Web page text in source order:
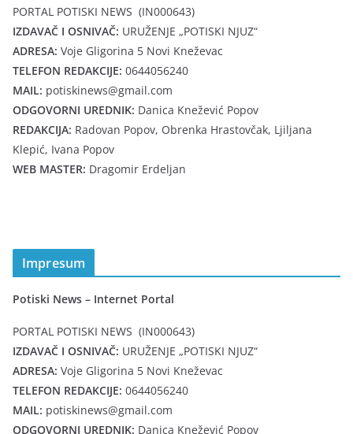
PORTAL POTISKI NEWS (IN000643)
IZDAVAČ I OSNIVAČ: URUŽENJE „POTISKI NJUZ“
ADRESA: Voje Gligorina 5 Novi Kneževac
TELEFON REDAKCIJE: 0644056240
MAIL: potiskinews@gmail.com
ODGOVORNI UREDNIK: Danica Knežević Popov
REDAKCIJA: Radovan Popov, Obrenka Hrastovčak, Ljiljana
Klepić, Ivana Popov
WEB MASTER: Dragomir Erdeljan
Impresum
Potiski News – Internet Portal
PORTAL POTISKI NEWS (IN000643)
IZDAVAČ I OSNIVAČ: URUŽENJE „POTISKI NJUZ“
ADRESA: Voje Gligorina 5 Novi Kneževac
TELEFON REDAKCIJE: 0644056240
MAIL: potiskinews@gmail.com
ODGOVORNI UREDNIK: Danica Knežević Popov